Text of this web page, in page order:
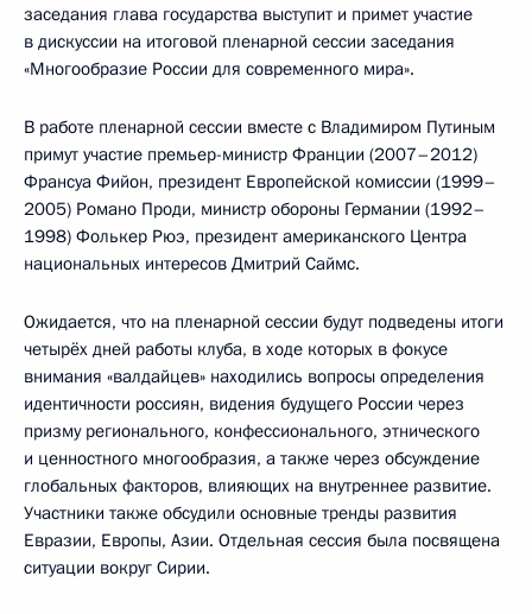
заседания глава государства выступит и примет участие
в дискуссии на итоговой пленарной сессии заседания
«Многообразие России для современного мира».
В работе пленарной сессии вместе с Владимиром Путиным
примут участие премьер-министр Франции (2007–2012)
Франсуа Фийон, президент Европейской комиссии (1999–
2005) Романо Проди, министр обороны Германии (1992–
1998) Фолькер Рюэ, президент американского Центра
национальных интересов Дмитрий Саймс.
Ожидается, что на пленарной сессии будут подведены итоги
четырёх дней работы клуба, в ходе которых в фокусе
внимания «валдайцев» находились вопросы определения
идентичности россиян, видения будущего России через
призму регионального, конфессионального, этнического
и ценностного многообразия, а также через обсуждение
глобальных факторов, влияющих на внутреннее развитие.
Участники также обсудили основные тренды развития
Евразии, Европы, Азии. Отдельная сессия была посвящена
ситуации вокруг Сирии.